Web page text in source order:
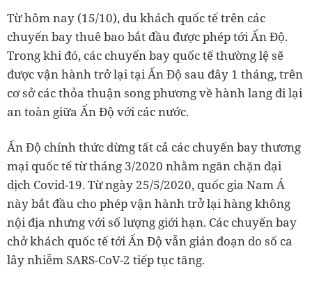
Từ hôm nay (15/10), du khách quốc tế trên các
chuyến bay thuê bao bắt đầu được phép tới Ấn Độ.
Trong khi đó, các chuyến bay quốc tế thường lệ sẽ
được vận hành trở lại tại Ấn Độ sau đây 1 tháng, trên
cơ sở các thỏa thuận song phương về hành lang đi lại
an toàn giữa Ấn Độ với các nước.
Ấn Độ chính thức dừng tất cả các chuyến bay thương
mại quốc tế từ tháng 3/2020 nhằm ngăn chặn đại
dịch Covid-19. Từ ngày 25/5/2020, quốc gia Nam Á
này bắt đầu cho phép vận hành trở lại hàng không
nội địa nhưng với số lượng giới hạn. Các chuyến bay
chở khách quốc tế tới Ấn Độ vẫn gián đoạn do số ca
lây nhiễm SARS-CoV-2 tiếp tục tăng.